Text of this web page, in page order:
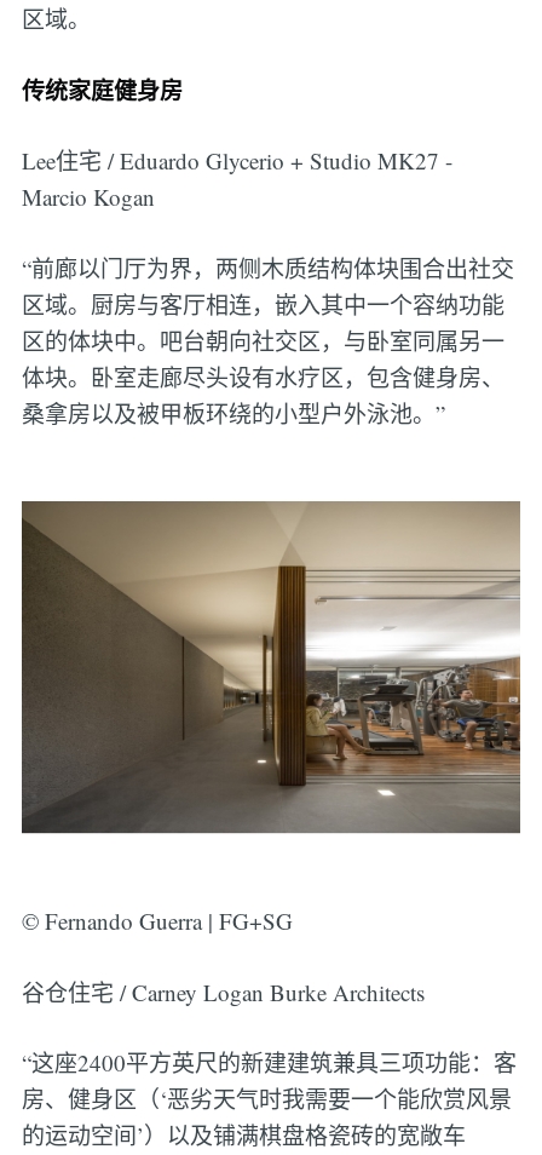
区域。
传统家庭健身房
Lee住宅 / Eduardo Glycerio + Studio MK27 -
Marcio Kogan
“前廊以门厅为界，两侧木质结构体块围合出社交
区域。厨房与客厅相连，嵌入其中一个容纳功能
区的体块中。吧台朝向社交区，与卧室同属另一
体块。卧室走廊尽头设有水疗区，包含健身房、
桑拿房以及被甲板环绕的小型户外泳池。”
© Fernando Guerra | FG+SG
谷仓住宅 / Carney Logan Burke Architects
“这座2400平方英尺的新建建筑兼具三项功能：客
房、健身区（‘恶劣天气时我需要一个能欣赏风景
的运动空间’）以及铺满棋盘格瓷砖的宽敞车